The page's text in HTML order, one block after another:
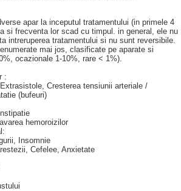
apar la inceputul tratamentului (in primele 4
si frecventa lor scad cu timpul. in general, ele nu
intreruperea tratamentului si nu sunt reversibile.
mai jos, clasificate pe aparate si
ocazionale 1-10%, rare < 1%).
:
Cresterea tensiunii arteriale /
(bufeuri)
hemoroizilor
Insomnie
Cefelee, Anxietate